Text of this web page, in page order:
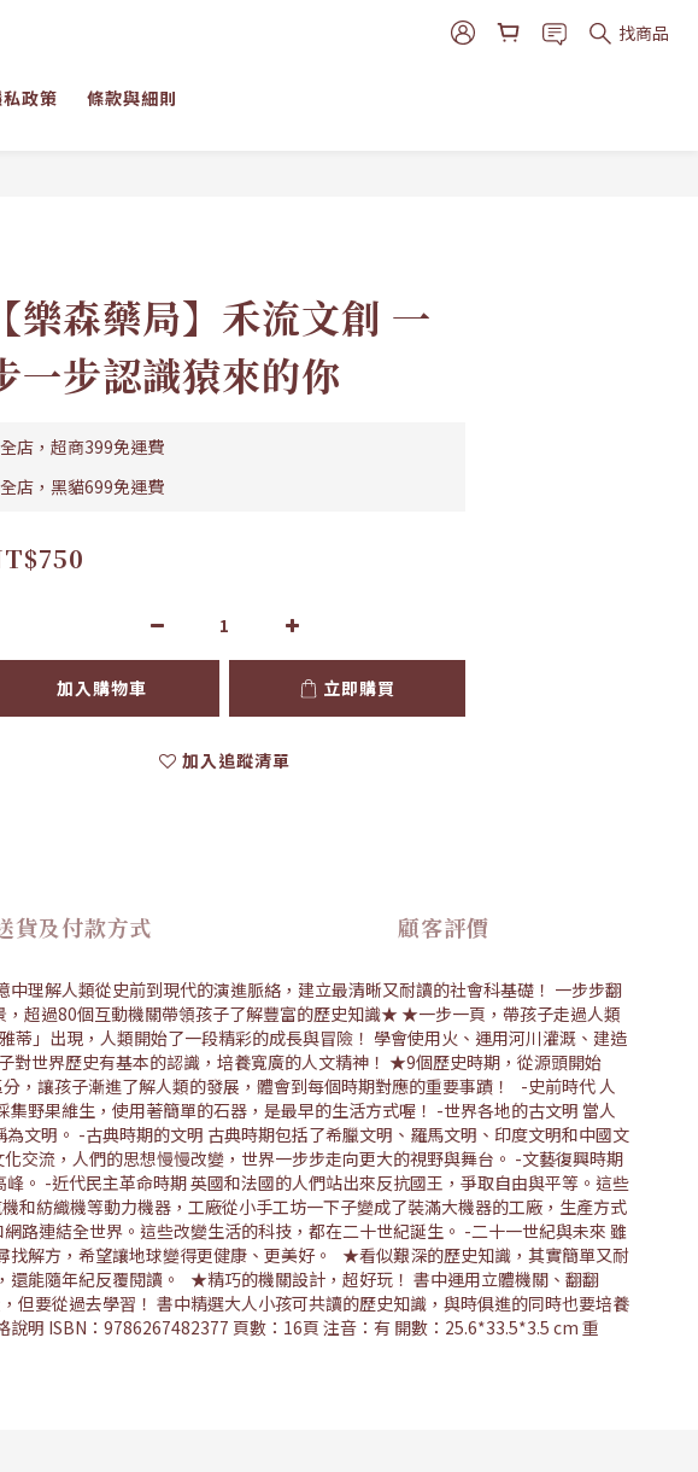
找商品
私政策 條款與細則
【樂森藥局】禾流文創 一
一步認識猿來的你
全店，超商399免運費
全店，黑貓699免運費
加入購物車 立即購買
加入追蹤清單
貨及付款方式 顧客評價
理解人類從史前到現代的演進脈絡，建立最清晰又耐讀的社會科基礎！ 一步步翻
超過80個互動機關帶領孩子了解豐富的歷史知識★ ★一步一頁，帶孩子走過人類
」出現，人類開始了一段精彩的成長與冒險！ 學會使用火、運用河川灌溉、建造
世界歷史有基本的認識，培養寬廣的人文精神！ ★9個歷史時期，從源頭開始
，讓孩子漸進了解人類的發展，體會到每個時期對應的重要事蹟！ -史前時代 人
野果維生，使用著簡單的石器，是最早的生活方式喔！ -世界各地的古文明 當人
文明。 -古典時期的文明 古典時期包括了希臘文明、羅馬文明、印度文明和中國文
交流，人們的思想慢慢改變，世界一步步走向更大的視野與舞台。 -文藝復興時期
。 -近代民主革命時期 英國和法國的人們站出來反抗國王，爭取自由與平等。這些
紡織機等動力機器，工廠從小手工坊一下子變成了裝滿大機器的工廠，生產方式
路連結全世界。這些改變生活的科技，都在二十世紀誕生。 -二十一世紀與未來 雖
找解方，希望讓地球變得更健康、更美好。 ★看似艱深的歷史知識，其實簡單又耐
能隨年紀反覆閱讀。 ★精巧的機關設計，超好玩！ 書中運用立體機關、翻翻
要從過去學習！ 書中精選大人小孩可共讀的歷史知識，與時俱進的同時也要培養
明 ISBN：9786267482377 頁數：16頁 注音：有 開數：25.6*33.5*3.5 cm 重